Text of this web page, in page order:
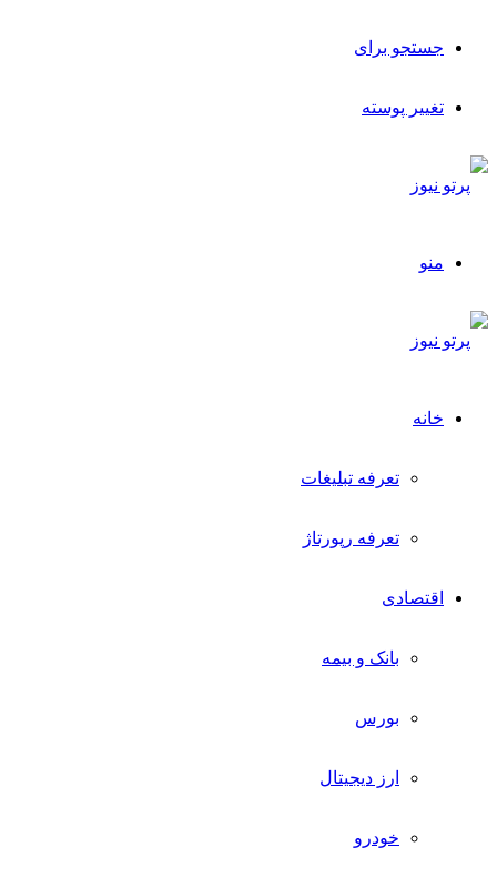
جستجو برای
تغییر پوسته
منو
خانه
تعرفه تبلیغات
تعرفه رپورتاژ
اقتصادی
بانک و بیمه
بورس
ارز دیجیتال
خودرو